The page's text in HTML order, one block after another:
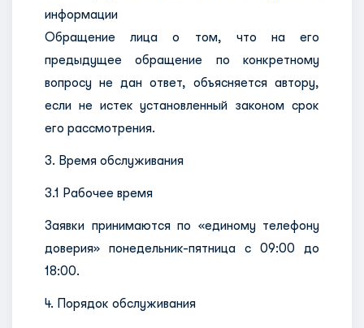
информации
Обращение лица о том, что на его
предыдущее обращение по конкретному
вопросу не дан ответ, объясняется автору,
если не истек установленный законом срок
его рассмотрения.
3. Время обслуживания
3.1 Рабочее время
Заявки принимаются по «единому телефону
доверия» понедельник-пятница с 09:00 до
18:00.
4. Порядок обслуживания